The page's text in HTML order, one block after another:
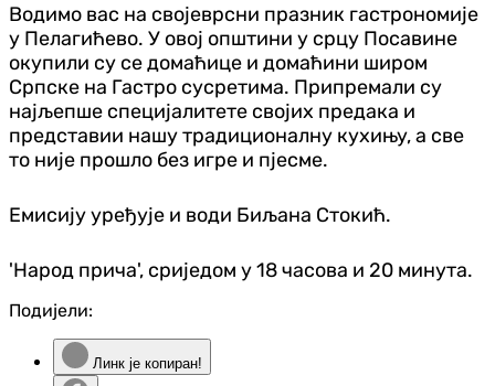
Водимо вас на својеврсни празник гастрономије
у Пелагићево. У овој општини у срцу Посавине
окупили су се домаћице и домаћини широм
Српске на Гастро сусретима. Припремали су
најљепше специјалитете својих предака и
представии нашу традиционалну кухињу, а све
то није прошло без игре и пјесме.
Емисију уређује и води Биљана Стокић.
'Народ прича', сриједом у 18 часова и 20 минута.
Подијели:
Линк је копиран!